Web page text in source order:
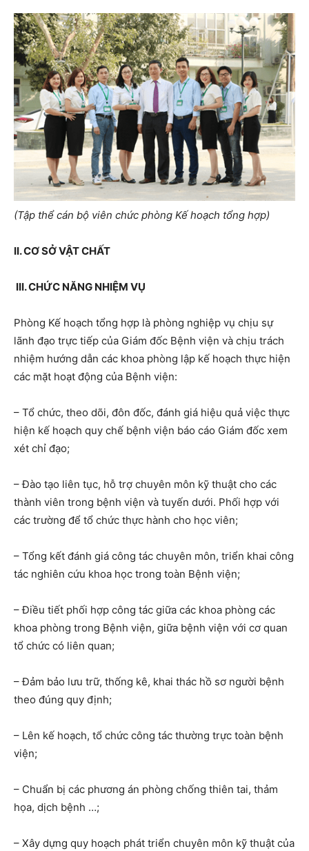
(Tập thể cán bộ viên chức phòng Kế hoạch tổng hợp)
II. CƠ SỞ VẬT CHẤT
III. CHỨC NĂNG NHIỆM VỤ
Phòng Kế hoạch tổng hợp là phòng nghiệp vụ chịu sự
lãnh đạo trực tiếp của Giám đốc Bệnh viện và chịu trách
nhiệm hướng dẫn các khoa phòng lập kế hoạch thực hiện
các mặt hoạt động của Bệnh viện:
– Tổ chức, theo dõi, đôn đốc, đánh giá hiệu quả việc thực
hiện kế hoạch quy chế bệnh viện báo cáo Giám đốc xem
xét chỉ đạo;
– Đào tạo liên tục, hỗ trợ chuyên môn kỹ thuật cho các
thành viên trong bệnh viện và tuyến dưới. Phối hợp với
các trường để tổ chức thực hành cho học viên;
– Tổng kết đánh giá công tác chuyên môn, triển khai công
tác nghiên cứu khoa học trong toàn Bệnh viện;
– Điều tiết phối hợp công tác giữa các khoa phòng các
khoa phòng trong Bệnh viện, giữa bệnh viện với cơ quan
tổ chức có liên quan;
– Đảm bảo lưu trữ, thống kê, khai thác hồ sơ người bệnh
theo đúng quy định;
– Lên kế hoạch, tổ chức công tác thường trực toàn bệnh
viện;
– Chuẩn bị các phương án phòng chống thiên tai, thảm
họa, dịch bệnh …;
– Xây dựng quy hoạch phát triển chuyên môn kỹ thuật của